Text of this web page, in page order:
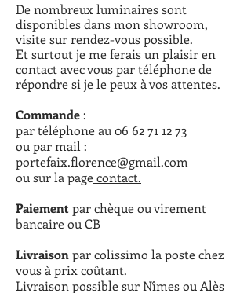
De nombreux luminaires sont
disponibles dans mon showroom,
visite sur rendez-vous possible.
Et surtout je me ferais un plaisir en
contact avec vous par téléphone de
répondresi je le peux à vos attentes.
Commande:
par téléphone au 06 62 71 12 73
ou par mail :
portefaix.florence@gmail.com
ou sur la pagecontact.
Paiementpar chèque ou virement
bancaire ou CB
Livraisonpar colissimo la poste chez
vous à prix coûtant.
Livraison possible sur Nîmes ou Alès